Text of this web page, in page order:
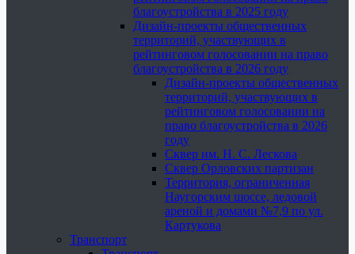
благоустройства в 2025 году
Дизайн-проекты общественных
территорий, участвующих в
рейтинговом голосовании на право
благоустройства в 2026 году
Дизайн-проекты общественных
территорий, участвующих в
рейтинговом голосовании на
право благоустройства в 2026
году
Сквер им. Н. С. Лескова
Сквер Орловских партизан
Территория, ограниченная
Наугорским шоссе, ледовой
ареной и домами №7,9 по ул.
Картукова
Транспорт